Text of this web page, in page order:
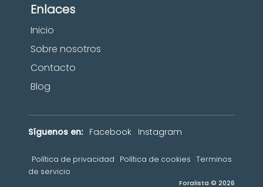
Enlaces
Inicio
Sobre nosotros
Contacto
Blog
Síguenos en: Facebook Instagram
Política de privacidad Política de cookies
Terminos
de servicio
Foralista © 2026